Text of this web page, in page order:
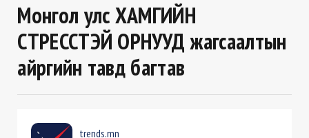
Монгол улс ХАМГИЙН
СТРЕССТЭЙ ОРНУУД жагсаалтын
айргийн тавд багтав
trends.mn